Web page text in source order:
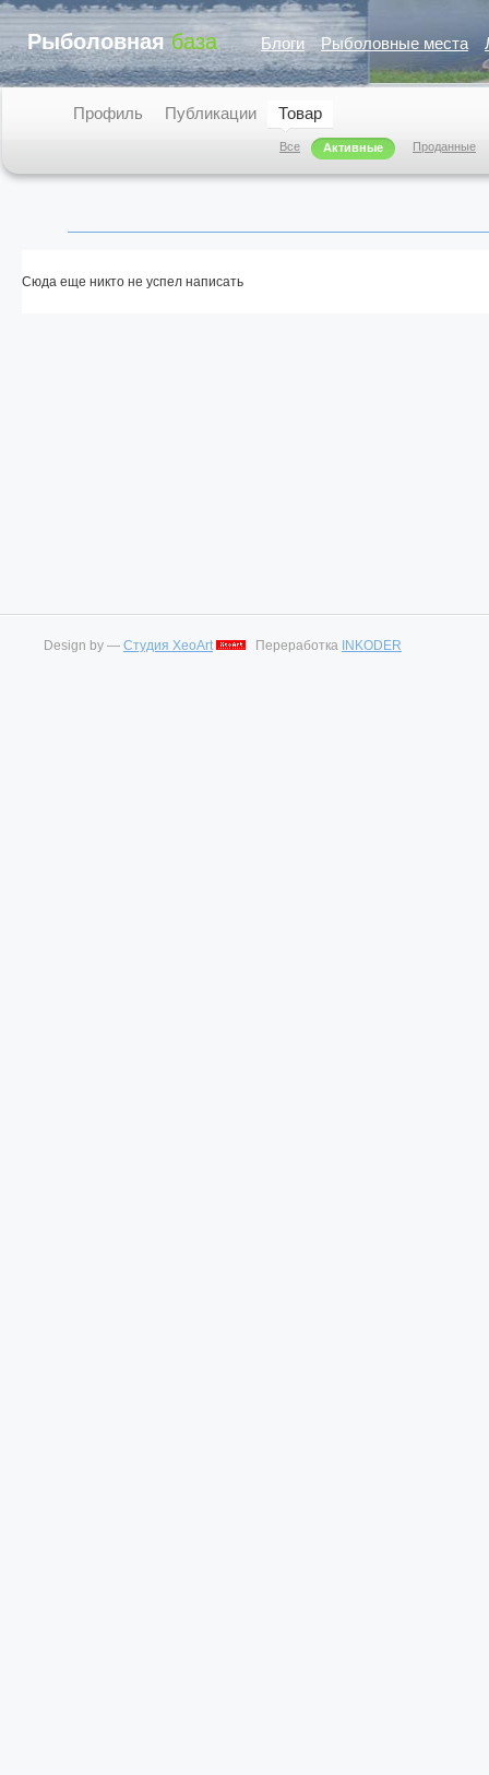
Рыболовная база Блоги Рыболовные места
Профиль Публикации Товар
Все Активные Проданные
Сюда еще никто не успел написать
Design by — Студия XeoArt Переработка INKODER